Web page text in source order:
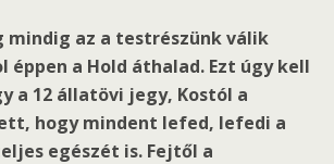
az a testrészünk válik
éppen a Hold áthalad. Ezt úgy kell
a 12 állatövi jegy, Kostól a
hogy mindent lefed, lefedi a
egészét is. Fejtől a